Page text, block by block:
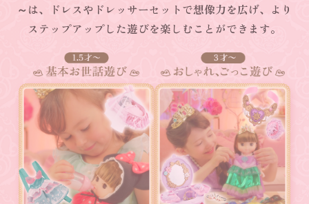
～は、ドレスやドレッサーセットで想像力を広げ、より
ステップアップした遊びを楽しむことができます。